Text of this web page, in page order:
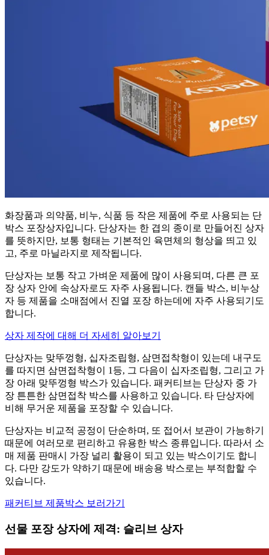
화장품과 의약품, 비누, 식품 등 작은 제품에 주로 사용되는 단
박스 포장상자입니다. 단상자는 한 겹의 종이로 만들어진 상자
를 뜻하지만, 보통 형태는 기본적인 육면체의 형상을 띄고 있
고, 주로 마닐라지로 제작됩니다.
단상자는 보통 작고 가벼운 제품에 많이 사용되며, 다른 큰 포
장 상자 안에 속상자로도 자주 사용됩니다. 캔들 박스, 비누상
자 등 제품을 소매점에서 진열 포장 하는데에 자주 사용되기도
합니다.
상자 제작에 대해 더 자세히 알아보기
단상자는 맞뚜껑형, 십자조립형, 삼면접착형이 있는데 내구도
를 따지면 삼면접착형이 1등, 그 다음이 십자조립형, 그리고 가
장 아래 맞뚜껑형 박스가 있습니다. 패커티브는 단상자 중 가
장 튼튼한 삼면접착 박스를 사용하고 있습니다. 타 단상자에
비해 무거운 제품을 포장할 수 있습니다.
단상자는 비교적 공정이 단순하며, 또 접어서 보관이 가능하기
때문에 여러모로 편리하고 유용한 박스 종류입니다. 따라서 소
매 제품 판매시 가장 널리 활용이 되고 있는 박스이기도 합니
다. 다만 강도가 약하기 때문에 배송용 박스로는 부적합할 수
있습니다.
패커티브 제품박스 보러가기
선물 포장 상자에 제격: 슬리브 상자